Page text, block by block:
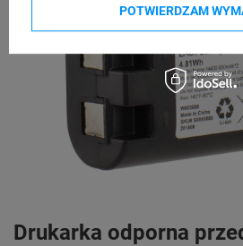
Drukarka odporna
POTWIERDZAM